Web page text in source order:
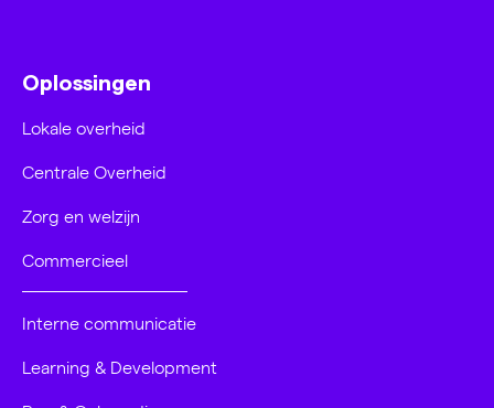
Oplossingen
Lokale overheid
Centrale Overheid
Zorg en welzijn
Commercieel
Interne communicatie
Learning & Development